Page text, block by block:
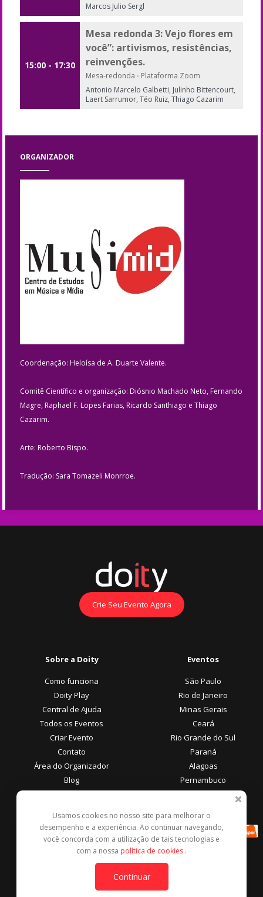
Marcos Julio Sergl
15:00 - 17:30
Mesa redonda 3: Vejo flores em
você”: artivismos, resistências,
reinvenções.
Mesa-redonda · Plataforma Zoom
Antonio Marcelo Galbetti, Julinho Bittencourt,
Laert Sarrumor, Téo Ruiz, Thiago Cazarim
ORGANIZADOR
Coordenação: Heloísa de A. Duarte Valente.
Comitê Científico e organização: Diósnio Machado Neto, Fernando
Magre, Raphael F. Lopes Farias, Ricardo Santhiago e Thiago
Cazarim.
Arte: Roberto Bispo.
Tradução: Sara Tomazeli Monrroe.
Crie Seu Evento Agora
Sobre a Doity
Como funciona
Doity Play
Central de Ajuda
Todos os Eventos
Criar Evento
Contato
Área do Organizador
Blog
Eventos
São Paulo
Rio de Janeiro
Minas Gerais
Ceará
Rio Grande do Sul
Paraná
Alagoas
Pernambuco
Área do Participante
Central de Ajuda
Denunciar este evento
Formas de Pagamento
Usamos cookies no nosso site para melhorar o
desempenho e a experiência. Ao continuar navegando,
você concorda com a utilização de tais tecnologias e
com a nossa política de cookies .
Continuar